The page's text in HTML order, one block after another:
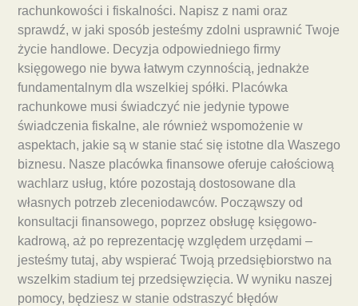
rachunkowości i fiskalności. Napisz z nami oraz
sprawdź, w jaki sposób jesteśmy zdolni usprawnić Twoje
życie handlowe. Decyzja odpowiedniego firmy
księgowego nie bywa łatwym czynnością, jednakże
fundamentalnym dla wszelkiej spółki. Placówka
rachunkowe musi świadczyć nie jedynie typowe
świadczenia fiskalne, ale również wspomożenie w
aspektach, jakie są w stanie stać się istotne dla Waszego
biznesu. Nasze placówka finansowe oferuje całościową
wachlarz usług, które pozostają dostosowane dla
własnych potrzeb zleceniodawców. Począwszy od
konsultacji finansowego, poprzez obsługę księgowo-
kadrową, aż po reprezentację względem urzędami –
jesteśmy tutaj, aby wspierać Twoją przedsiębiorstwo na
wszelkim stadium tej przedsięwzięcia. W wyniku naszej
pomocy, będziesz w stanie odstraszyć błędów